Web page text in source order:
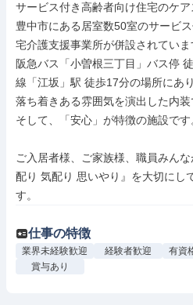
サービス付き高齢者向け住宅のケア
豊中市にある居室数50室のサービ
宅介護支援事業所が併設されていま
阪急バス「小曽根三丁目」バス停
線「江坂」駅 徒歩17分の場所にあり
落ち着きある雰囲気を演出した内装
そして、「安心」が特徴の施設です
ご入居者様、ご家族様、職員みん
配り 気配り 思いやり』を大切にし
す。
仕事の特徴
業界未経験歓迎 経験者歓迎 有資
賞与あり